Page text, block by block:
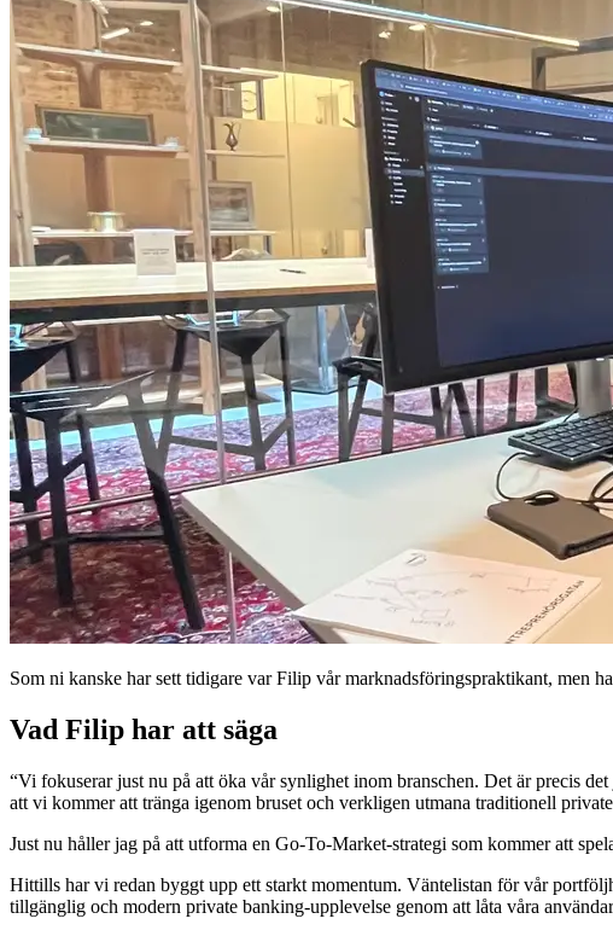
Som ni kanske har sett tidigare var Filip vår marknadsföringspraktikant, men
Vad Filip har att säga
“Vi fokuserar just nu på att öka vår synlighet inom branschen. Det är precis
att vi kommer att tränga igenom bruset och verkligen utmana traditionell
Just nu håller jag på att utforma en Go-To-Market-strategi som kommer att
Hittills har vi redan byggt upp ett starkt momentum. Väntelistan för vår
tillgänglig och modern private banking-upplevelse genom att låta våra